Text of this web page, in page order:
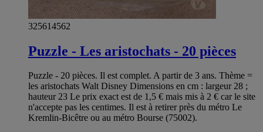
325614562
Puzzle - Les aristochats - 20 pièces
Puzzle - 20 pièces. Il est complet. A partir de 3 ans. Thème =
les aristochats Walt Disney Dimensions en cm : largeur 28 ;
hauteur 23 Le prix exact est de 1,5 € mais mis à 2 € car le site
n'accepte pas les centimes. Il est à retirer près du métro Le
Kremlin-Bicêtre ou au métro Bourse (75002).